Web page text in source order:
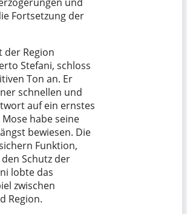
Fortsetzung der
der Region
Stefani, schloss
Ton an. Er
schnellen und
auf ein ernstes
habe seine
bewiesen. Die
Funktion,
Schutz der
lobte das
zwischen
Region.